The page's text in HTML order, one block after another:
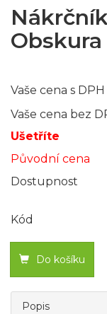
Obskura
Vaše cena s DPH
Vaše cena bez
Ušetříte
Původní cena
Dostupnost
Kód
Do košíku
Popis